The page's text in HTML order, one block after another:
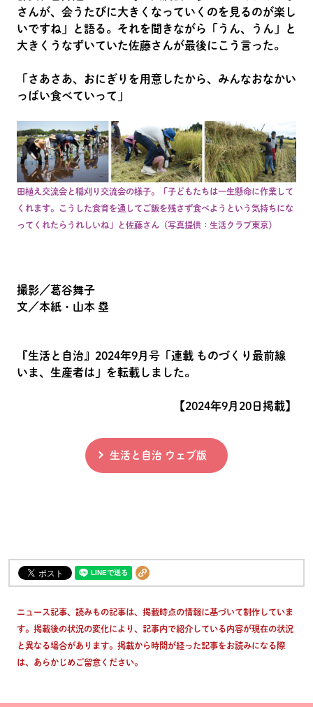
さんが、会うたびに大きくなっていくのを見るのが楽し
いですね」と語る。それを聞きながら「うん、うん」と
大きくうなずいていた佐藤さんが最後にこう言った。
「さあさあ、おにぎりを用意したから、みんなおなかい
っぱい食べていって」
田植え交流会と稲刈り交流会の様子。「子どもたちは一生懸命に作業して
くれます。こうした食育を通してご飯を残さず食べようという気持ちにな
ってくれたらうれしいね」と佐藤さん（写真提供：生活クラブ東京）
撮影／葛谷舞子
文／本紙・山本 塁
『生活と自治』2024年9月号「連載 ものづくり最前線
いま、生産者は」を転載しました。
【2024年9月20日掲載】
生活と自治 ウェブ版
ニュース記事、読みもの記事は、掲載時点の情報に基づいて制作していま
す。掲載後の状況の変化により、記事内で紹介している内容が現在の状況
と異なる場合があります。掲載から時間が経った記事をお読みになる際
は、あらかじめご留意ください。